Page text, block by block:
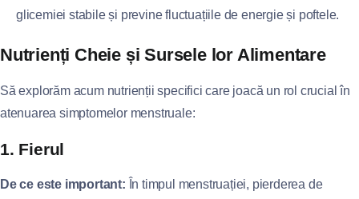
glicemiei stabile și previne fluctuațiile de energie și poftele.
Nutrienți Cheie și Sursele lor Alimentare
Să explorăm acum nutrienții specifici care joacă un rol crucial în
atenuarea simptomelor menstruale:
1. Fierul
De ce este important: În timpul menstruației, pierderea de